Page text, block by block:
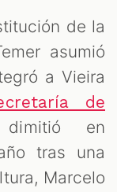
de la
asumió
a Vieira
de
en
tras una
Marcelo